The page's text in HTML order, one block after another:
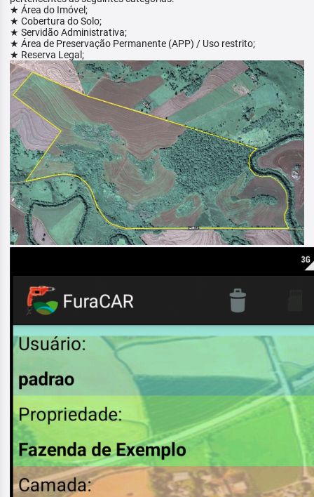
★ Área do Imóvel;
★ Cobertura do Solo;
★ Servidão Administrativa;
★ Área de Preservação Permanente (APP) / Uso restrito;
★ Reserva Legal;